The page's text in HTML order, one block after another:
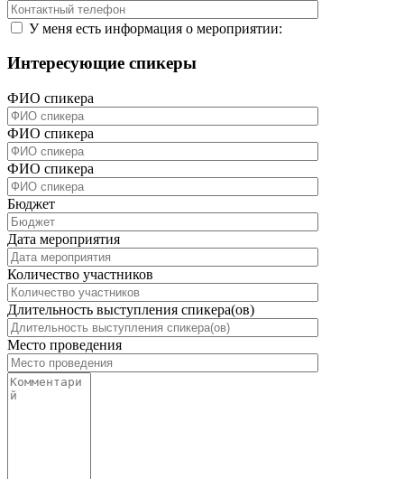
У меня есть информация о мероприятии:
Интересующие спикеры
ФИО спикера
ФИО спикера
ФИО спикера
Бюджет
Дата мероприятия
Количество участников
Длительность выступления спикера(ов)
Место проведения